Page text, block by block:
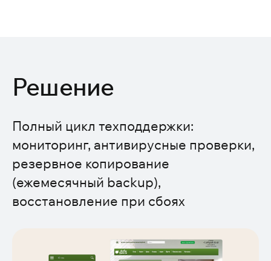
Решение
Полный цикл техподдержки:
мониторинг, антивирусные проверки,
резервное копирование
(ежемесячный backup),
восстановление при сбоях